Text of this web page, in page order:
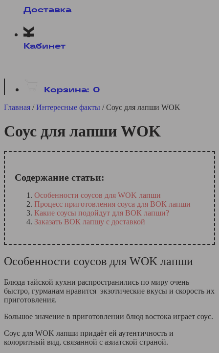
Доставка
Кабинет
Корзина: 0
Главная / Интересные факты / Соус для лапши WOK
Соус для лапши WOK
Содержание статьи:
Особенности соусов для WOK лапши
Процесс приготовления соуса для ВОК лапши
Какие соусы подойдут для ВОК лапши?
Заказать ВОК лапшу с доставкой
Особенности соусов для WOK лапши
Блюда тайской кухни распространились по миру очень
быстро, гурманам нравится экзотические вкусы и скорость их
приготовления.
Большое значение в приготовлении блюд востока играет соус.
Соус для WOK лапши придаёт ей аутентичность и
колоритный вид, связанной с азиатской страной.